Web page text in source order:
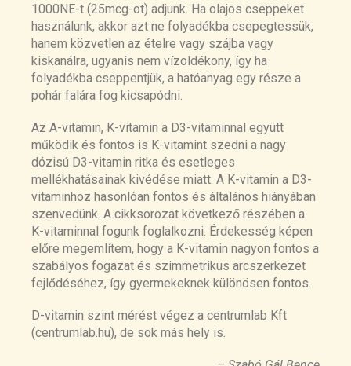
1000NE-t (25mcg-ot) adjunk. Ha olajos cseppeket
használunk, akkor azt ne folyadékba csepegtessük,
hanem közvetlen az ételre vagy szájba vagy
kiskanálra, ugyanis nem vízoldékony, így ha
folyadékba cseppentjük, a hatóanyag egy része a
pohár falára fog kicsapódni.
Az A-vitamin, K-vitamin a D3-vitaminnal együtt
működik és fontos is K-vitamint szedni a nagy
dózisú D3-vitamin ritka és esetleges
mellékhatásainak kivédése miatt. A K-vitamin a D3-
vitaminhoz hasonlóan fontos és általános hiányában
szenvedünk. A cikksorozat következő részében a
K-vitaminnal fogunk foglalkozni. Érdekesség képen
előre megemlítem, hogy a K-vitamin nagyon fontos a
szabályos fogazat és szimmetrikus arcszerkezet
fejlődéséhez, így gyermekeknek különösen fontos.
D-vitamin szint mérést végez a centrumlab Kft
(centrumlab.hu), de sok más hely is.